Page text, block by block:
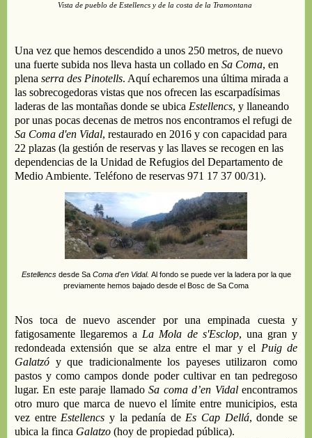
Vista de pueblo de Estellencs y de la costa de la Tramontana
Una vez que hemos descendido a unos 250 metros, de nuevo
una fuerte subida nos lleva hasta un collado en Sa Coma, en
plena serra des Pinotells. Aquíecharemos una última mirada a
las sobrecogedoras vistas que nos ofrecen las escarpadísimas
laderas de las montañas donde se ubica Estellencs, y llaneando
por unas pocas decenas de metros nos encontramos el refugi de
Sa Coma d'en Vidal, restaurado en 2016 y con capacidad para
22 plazas (la gestión de reservas y las llaves se recogen en las
dependencias de la Unidad de Refugios del Departamento de
Medio Ambiente. Teléfono de reservas 971 17 37 00/31).
Estellencsdesde Sa Coma d'en Vidal. Al fondo se puede ver la ladera por la que
previamente hemos bajado desde el Bosc de Sa Coma
Nos toca de nuevo ascender por una empinada cuestay
fatigosamentellegaremos a La Mola de s'Esclop, una gran y
redondeada extensión quese alza entre elmar y el Puig de
Galatzó y que tradicionalmente los payeses utilizaron como
pastos y como campos donde poder cultivar en tan pedregoso
lugar.En este paraje llamadoSa coma d’en Vidalencontramos
otro muro que marca de nuevoel límite entre municipios, esta
vez entre Estellencs y la pedanía de Es Cap Dellá, donde se
ubica la finca Galatzo (hoy de propiedad pública).